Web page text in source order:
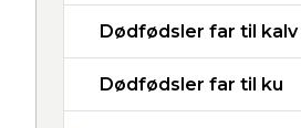
Dødfødsler far til kalv
Dødfødsler far til ku